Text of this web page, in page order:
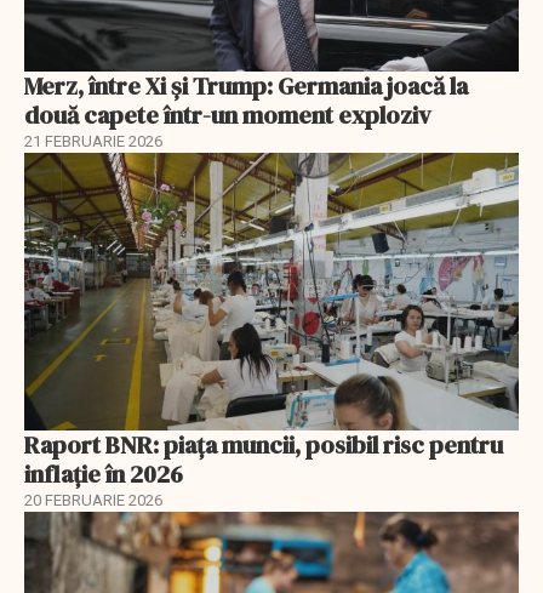
Merz, între Xi și Trump: Germania joacă la
două capete într-un moment exploziv
21 FEBRUARIE 2026
Raport BNR: piața muncii, posibil risc pentru
inflație în 2026
20 FEBRUARIE 2026